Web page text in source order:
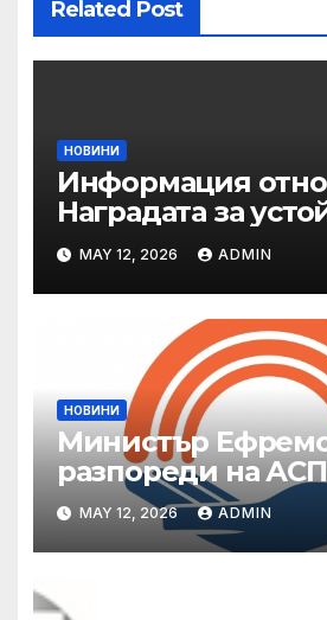
Related Post
НОВИНИ
Информация
Наградата за
на ОАЕ „Зайед“
MAY 12, 2026 ADMIN
НОВИНИ
Министър
разпореди на
готовност за
подкрепа на
валежи и
MAY 12, 2026 ADMIN